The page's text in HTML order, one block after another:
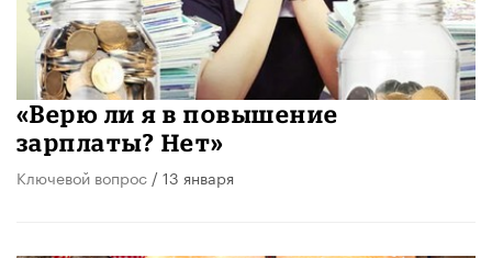
«Верю ли я в повышение
зарплаты? Нет»
Ключевой вопрос / 13 января